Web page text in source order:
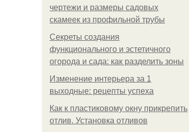
чертежи и размеры садовых
скамеек из профильной трубы
Секреты создания
функционального и эстетичного
огорода и сада: как разделить зоны
Изменение интерьера за 1
выходные: рецепты успеха
Как к пластиковому окну прикрепить
отлив. Установка отливов